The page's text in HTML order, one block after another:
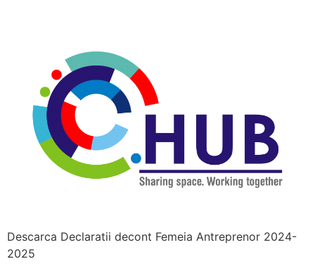
Descarca Declaratii decont Femeia Antreprenor 2024-
2025